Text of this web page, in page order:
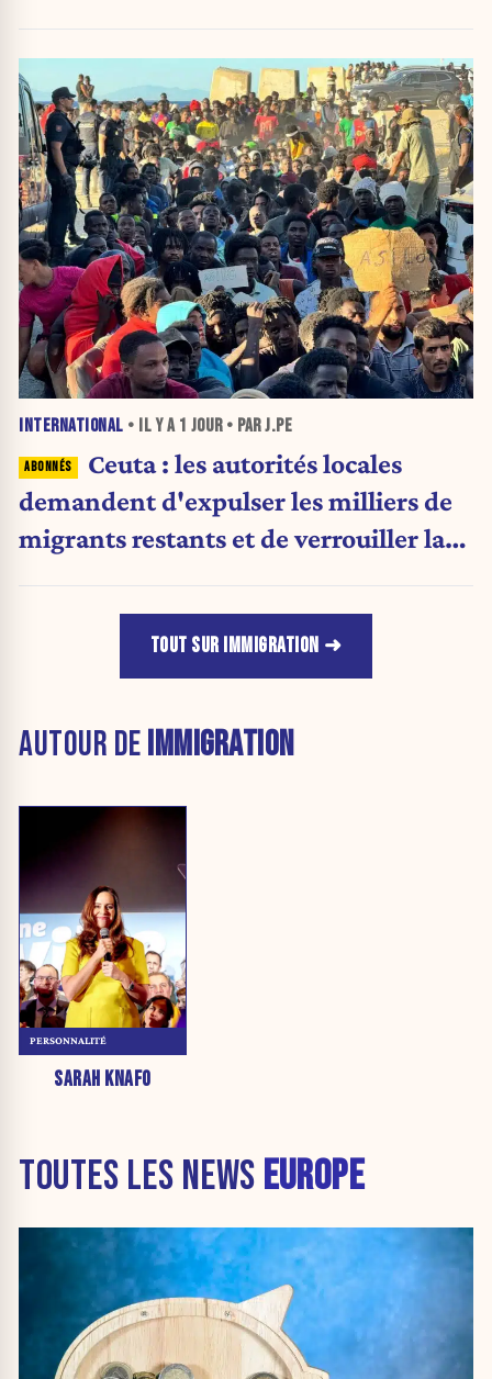
INTERNATIONAL • IL Y A 1 JOUR• PAR J.PE
Ceuta : les autorités locales
demandent d'expulser les milliers de
migrants restants et de verrouiller la
TOUT SUR IMMIGRATION
AUTOUR DEIMMIGRATION
SARAH KNAFO
PERSONNALITÉ
TOUTES LES NEWS EUROPE